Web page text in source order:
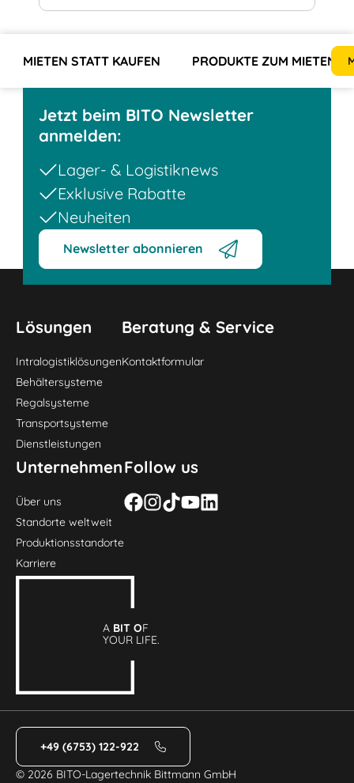
MIETEN STATT KAUFEN PRODUKTE ZUM MIETEN
Jetzt beim BITO Newsletter
anmelden:
Lager- & Logistiknews
Exklusive Rabatte
Neuheiten
Newsletter abonnieren
Lösungen
Intralogistiklösungen
Behältersysteme
Regalsysteme
Transportsysteme
Dienstleistungen
Beratung & Service
Kontaktformular
Unternehmen
Über uns
Standorte weltweit
Produktionsstandorte
Karriere
Follow us
A BIT OF
YOUR LIFE.
+49 (6753) 122-922
© 2026 BITO-Lagertechnik Bittmann GmbH